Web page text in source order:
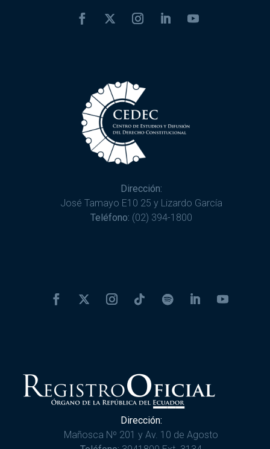
Dirección:
José Tamayo E10 25 y Lizardo García
Teléfono: (02) 394-1800
Dirección:
Mañosca Nº 201 y Av. 10 de Agosto